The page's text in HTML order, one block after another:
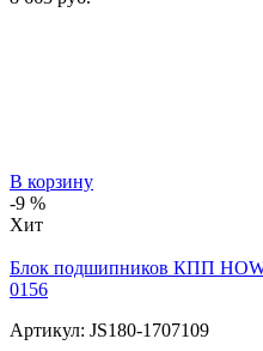
В корзину
-9 %
Хит
Блок подшипников КПП
0156
Артикул: JS180-1707109